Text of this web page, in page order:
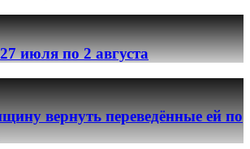
июля по 2 августа
вернуть переведённые ей по